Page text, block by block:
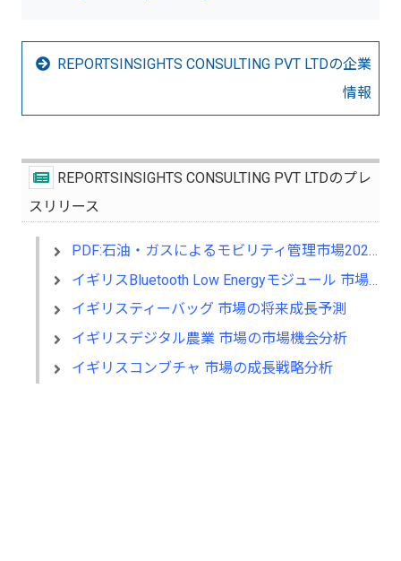
REPORTSINSIGHTS CONSULTING PVT LTDの企業
情報
REPORTSINSIGHTS CONSULTING PVT LTDのプレ
スリリース
PDF:石油・ガスによるモビリティ管理市場2025年の新興技術、機会、そして2033
イギリスBluetooth Low Energyモジュール 市場の産業構造分析
イギリスティーバッグ 市場の将来成長予測
イギリスデジタル農業 市場の市場機会分析
イギリスコンブチャ 市場の成長戦略分析